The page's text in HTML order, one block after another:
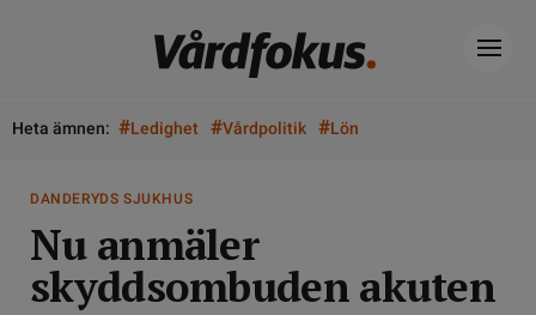
Heta ämnen: #Ledighet #Vårdpolitik #Lön
DANDERYDS SJUKHUS
Nu anmäler
skyddsombuden akuten